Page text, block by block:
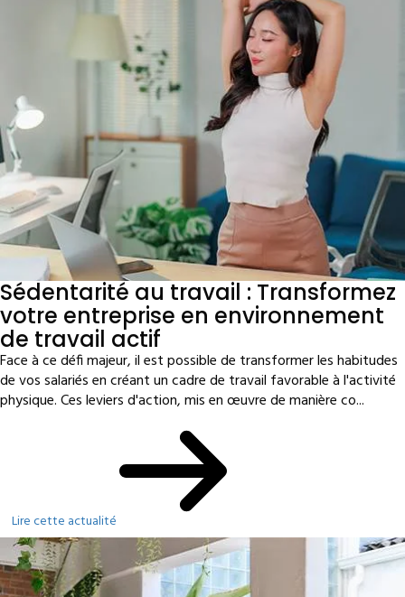
Sédentarité au travail : Transformez
votre entreprise en environnement
de travail actif
Face à ce défi majeur, il est possible de transformer les habitudes
de vos salariés en créant un cadre de travail favorable à l'activité
physique. Ces leviers d'action, mis en œuvre de manière co...
Lire cette actualité